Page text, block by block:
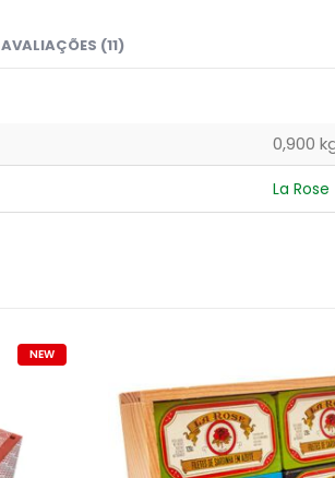
AVALIAÇÕES (11)
0,900
La Rose
NEW